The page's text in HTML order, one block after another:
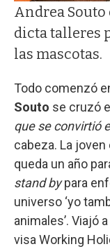
Andrea
dicta talleres
las mascotas.
Todo comenzó
Souto se cruzó
que se convirtió
cabeza. La
queda un año
stand bypara
universo ‘yo
animales’. Viajó
visa Working